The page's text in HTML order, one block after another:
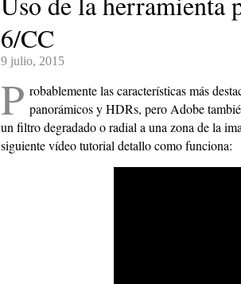
6/CC
9 julio, 2015
P robablemente las características más
panorámicos y HDRs, pero Adobe
un filtro degradado o radial a una zona de la
siguiente vídeo tutorial detallo como funciona: